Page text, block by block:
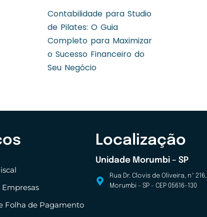
Contabilidade para Studio
de Pilates: O Guia
Completo para Maximizar
o Sucesso Financeiro do
Seu Negócio
Folha de Pagamento
Localização
Unidade Morumbi – SP
Rua Dr. Clovis de Oliveira, nº 216,
Morumbi - SP - CEP 05616-130